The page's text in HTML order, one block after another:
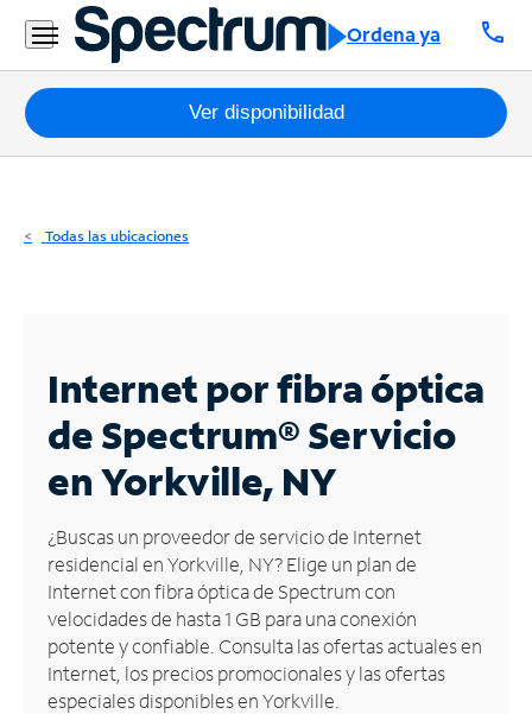
Ordena ya call
Residencial
Business
Paquetes
Internet
Business
Contáctanos
Inglés
Administrar
cuenta
Encuentra
una
tienda
Ver disponibilidad
Todas las ubicaciones
Internet por fibra óptica
de Spectrum®Servicio
en Yorkville, NY
¿Buscas un proveedor de servicio de Internet
residencial en Yorkville, NY? Elige un plan de
Internet con fibra óptica de Spectrum con
velocidades de hasta 1 GB para una conexión
potente y confiable. Consulta las ofertas actuales en
Internet, los precios promocionales y las ofertas
especiales disponibles en Yorkville.